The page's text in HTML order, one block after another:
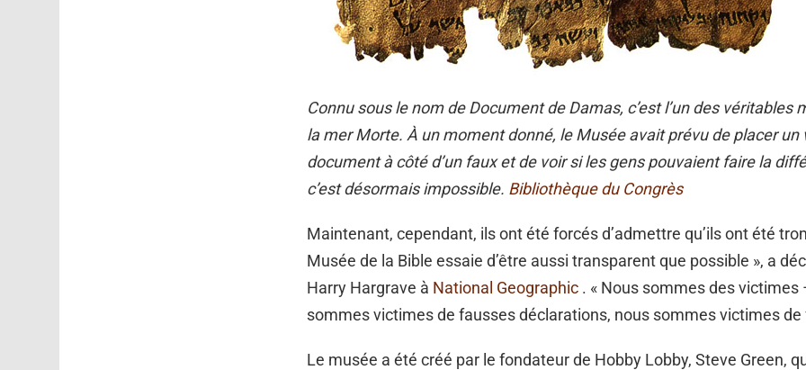
Connu sous le nom de Document de Damas, c’est l’un des véritables
la mer Morte. À un moment donné, le Musée avait prévu de placer un
document à côté d’un faux et de voir si les gens pouvaient faire la
c’est désormais impossible. Bibliothèque du Congrès
Maintenant, cependant, ils ont été forcés d’admettre qu’ils ont été
Musée de la Bible essaie d’être aussi transparent que possible », a
Harry Hargrave à National Geographic . « Nous sommes des victimes
sommes victimes de fausses déclarations, nous sommes victimes de
Le musée a été créé par le fondateur de Hobby Lobby, Steve Green,